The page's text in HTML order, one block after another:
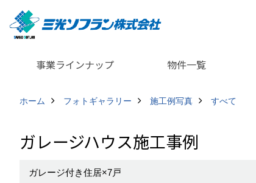
事業ラインナップ 物件一覧
ホーム フォトギャラリー 施工例写真 すべて
ガレージハウス施工事例
ガレージ付き住居×7戸